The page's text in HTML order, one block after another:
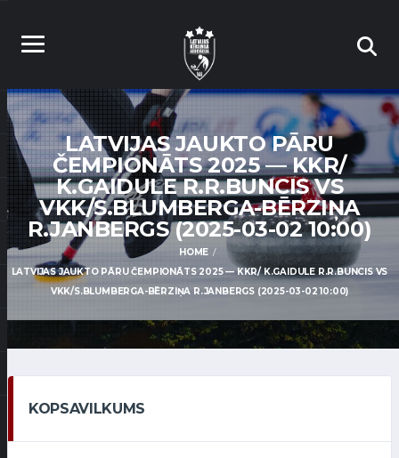
LATVIJAS JAUKTO PĀRU
ČEMPIONĀTS 2025 — KKR/
K.GAIDULE R.R.BUNCIS VS
VKK/S.BLUMBERGA-BĒRZIŅA
R.JANBERGS (2025-03-02 10:00)
HOME
LATVIJAS JAUKTO PĀRU ČEMPIONĀTS 2025 — KKR/ K.GAIDULE R.R.BUNCIS VS
VKK/S.BLUMBERGA-BĒRZIŅA R.JANBERGS (2025-03-02 10:00)
KOPSAVILKUMS